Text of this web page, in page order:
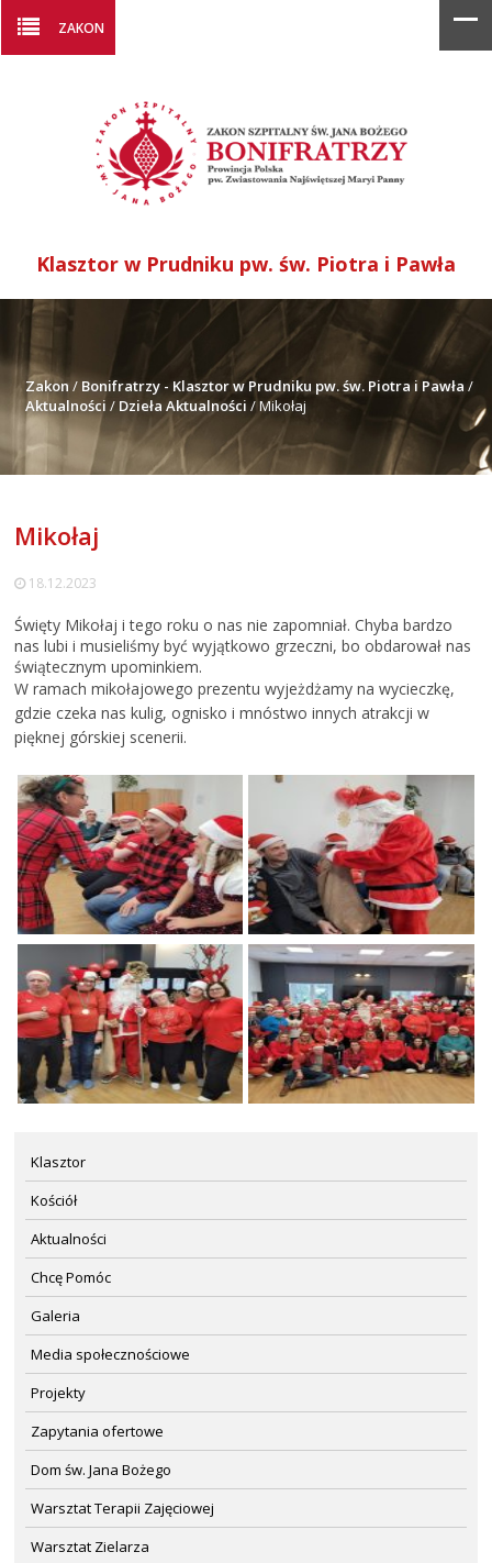
ZAKON
Klasztor w Prudniku pw. św. Piotra i Pawła
Zakon / Bonifratrzy - Klasztor w Prudniku pw. św. Piotra i Pawła /
Aktualności / Dzieła Aktualności /Mikołaj
Mikołaj
18.12.2023
Święty Mikołaj i tego roku o nas nie zapomniał. Chyba bardzo
nas lubi i musieliśmy być wyjątkowo grzeczni, bo obdarował nas
świątecznym upominkiem.
W ramach mikołajowego prezentu wyjeżdżamy na wycieczkę,
gdzie czeka nas kulig, ognisko i mnóstwo innych atrakcji w
pięknej górskiej scenerii.
Klasztor
Kościół
Aktualności
Chcę Pomóc
Galeria
Media społecznościowe
Projekty
Zapytania ofertowe
Dom św. Jana Bożego
Warsztat Terapii Zajęciowej
Warsztat Zielarza